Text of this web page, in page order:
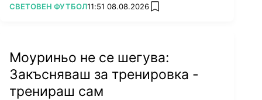
ПОВЕЧЕ ОТ
СВЕТОВЕН ФУТБОЛ11:51 08.08.2026 add favorites
Моуриньо не се шегува:
Закъсняваш за тренировка -
тренираш сам